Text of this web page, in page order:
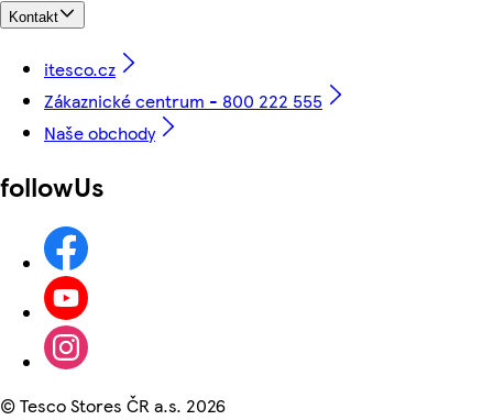
Kontakt
itesco.cz
Zákaznické centrum - 800 222 555
Naše obchody
followUs
©Tesco Stores ČR a.s. 2026